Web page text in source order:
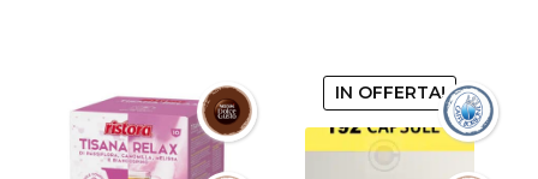
IN OFFERTA!